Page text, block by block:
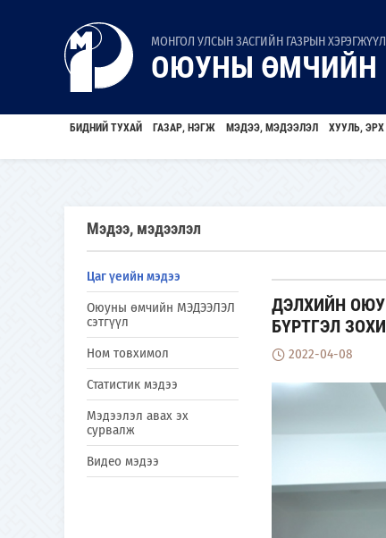
МОНГОЛ УЛСЫН ЗАСГИЙН ГАЗРЫН
ОЮУНЫ ӨМЧИЙН
БИДНИЙ ТУХАЙ ГАЗАР, НЭГЖ МЭДЭЭ, МЭДЭЭЛЭЛ ХУУЛЬ, ЭРХ
Мэдээ, мэдээлэл
Цаг үеийн мэдээ
Оюуны өмчийн МЭДЭЭЛЭЛ
сэтгүүл
Ном товхимол
Статистик мэдээ
Мэдээлэл авах эх
сурвалж
Видео мэдээ
ДЭЛХИЙН
БҮРТГЭЛ
2022-04-08